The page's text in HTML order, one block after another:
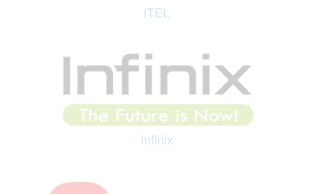
ITEL
Infinix